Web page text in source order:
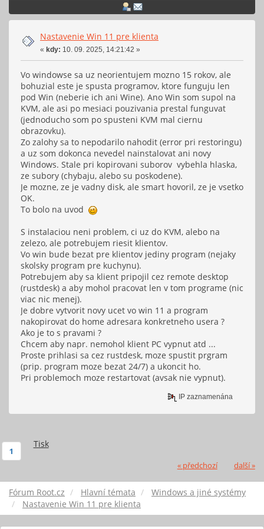
Nastavenie Win 11 pre klienta
« kdy: 10. 09. 2025, 14:21:42 »
Vo windowse sa uz neorientujem mozno 15 rokov, ale
bohuzial este je spusta programov, ktore funguju len
pod Win (neberie ich ani Wine). Ano Win som supol na
KVM, ale asi po mesiaci pouzivania prestal funguvat
(jednoducho som po spusteni KVM mal ciernu
obrazovku).
Zo zalohy sa to nepodarilo nahodit (error pri restoringu)
a uz som dokonca nevedel nainstalovat ani novy
Windows. Stale pri kopirovani suborov vybehla hlaska,
ze subory (chybaju, alebo su poskodene).
Je mozne, ze je vadny disk, ale smart hovoril, ze je vsetko
OK.
To bolo na uvod
S instalaciou neni problem, ci uz do KVM, alebo na
zelezo, ale potrebujem riesit klientov.
Vo win bude bezat pre klientov jediny program (nejaky
skolsky program pre kuchynu).
Potrebujem aby sa klient pripojil cez remote desktop
(rustdesk) a aby mohol pracovat len v tom programe (nic
viac nic menej).
Je dobre vytvorit novy ucet vo win 11 a program
nakopirovat do home adresara konkretneho usera ?
Ako je to s pravami ?
Chcem aby napr. nemohol klient PC vypnut atd ...
Proste prihlasi sa cez rustdesk, moze spustit prgram
(prip. program moze bezat 24/7) a ukoncit ho.
Pri problemoch moze restartovat (avsak nie vypnut).
IP zaznamenána
Tisk
1
« předchozí další »
Fórum Root.cz Hlavní témata
Windows a jiné systémy
Nastavenie Win 11 pre klienta